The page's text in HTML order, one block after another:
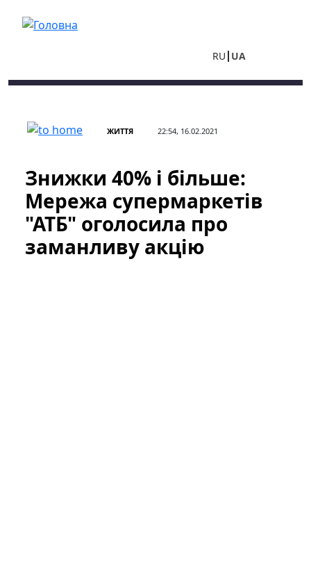
RU UA
ЖИТТЯ 22:54, 16.02.2021
Знижки 40% і більше:
Мережа супермаркетів
"АТБ" оголосила про
заманливу акцію